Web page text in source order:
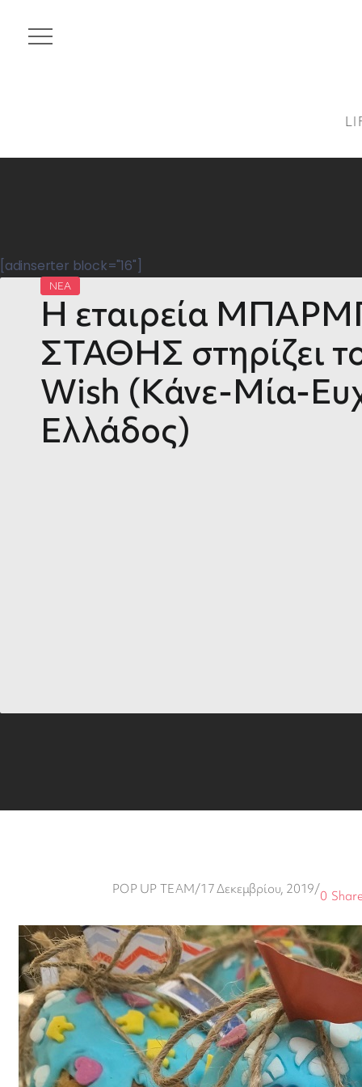
[adinserter block="16"]
ΝΕΑ
Η εταιρεία
ΣΤΑΘΗΣ στηρίζει
Wish (Κάνε-Μία-
Ελλάδος)
POP UP TEAM/17 Δεκεμβρίου, 2019/0